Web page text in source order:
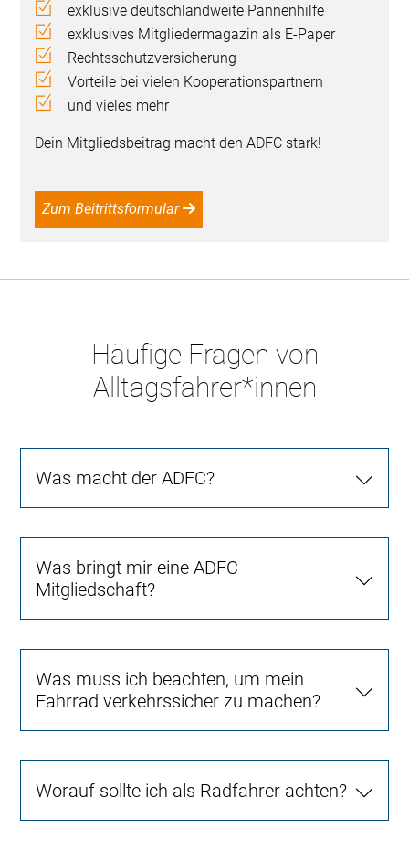
exklusive deutschlandweite Pannenhilfe
exklusives Mitgliedermagazin als E-Paper
Rechtsschutzversicherung
Vorteile bei vielen Kooperationspartnern
und vieles mehr
Dein Mitgliedsbeitrag macht den ADFC stark!
Zum Beitrittsformular
Häufige Fragen von
Alltagsfahrer*innen
Was macht der ADFC?
Was bringt mir eine ADFC-
Mitgliedschaft?
Was muss ich beachten, um mein
Fahrrad verkehrssicher zu machen?
Worauf sollte ich als Radfahrer achten?